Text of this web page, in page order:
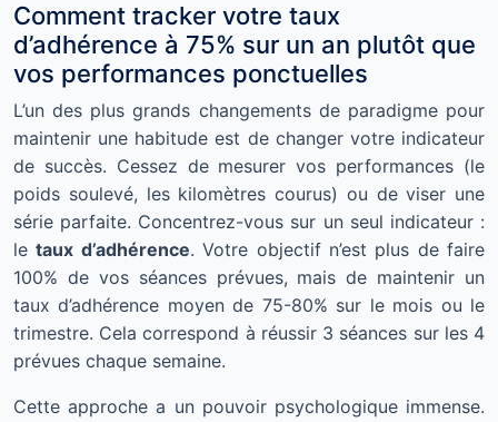
Comment tracker votre taux
d’adhérence à 75% sur un an plutôt que
vos performances ponctuelles
L’un des plus grands changements de paradigme pour
maintenir une habitude est de changer votre indicateur
de succès. Cessez de mesurer vos performances (le
poids soulevé, les kilomètres courus) ou de viser une
série parfaite. Concentrez-vous sur un seul indicateur :
letaux d’adhérence. Votre objectif n’est plus de faire
100% de vos séances prévues, mais de maintenir un
taux d’adhérence moyen de 75-80% sur le mois ou le
trimestre. Cela correspond à réussir 3 séances sur les 4
prévues chaque semaine.
Cette approche a un pouvoir psychologique immense.